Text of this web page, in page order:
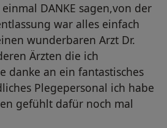
DANKE sagen,von der
war alles einfach
wunderbaren Arzt Dr.
Ärzten die ich
danke an ein fantastisches
Plegepersonal ich habe
gefühlt dafür noch mal